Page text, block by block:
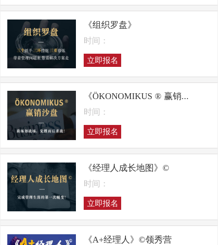
《组织罗盘》
时间：
立即报名
《ÖKONOMIKUS ® 赢销...
时间：
立即报名
《经理人成长地图》©
时间：
立即报名
《A+经理人》©领秀营